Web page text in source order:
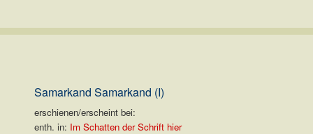
Samarkand Samarkand (I)
erschienen/erscheint bei:
enth. in: Im Schatten der Schrift hier